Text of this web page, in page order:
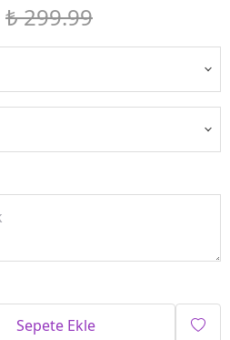
₺ 299.99
Sepete Ekle